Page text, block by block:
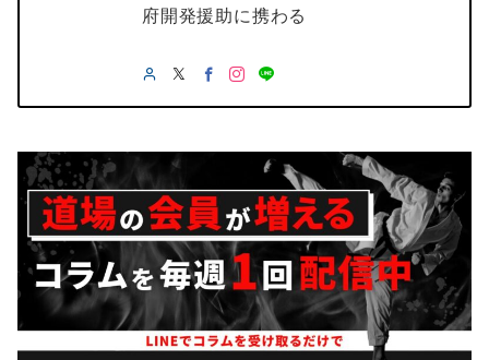
府開発援助に携わる